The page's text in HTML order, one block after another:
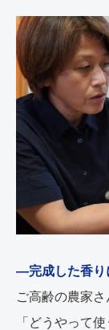
―完成した香り
ご高齢の農家
「どうやって使